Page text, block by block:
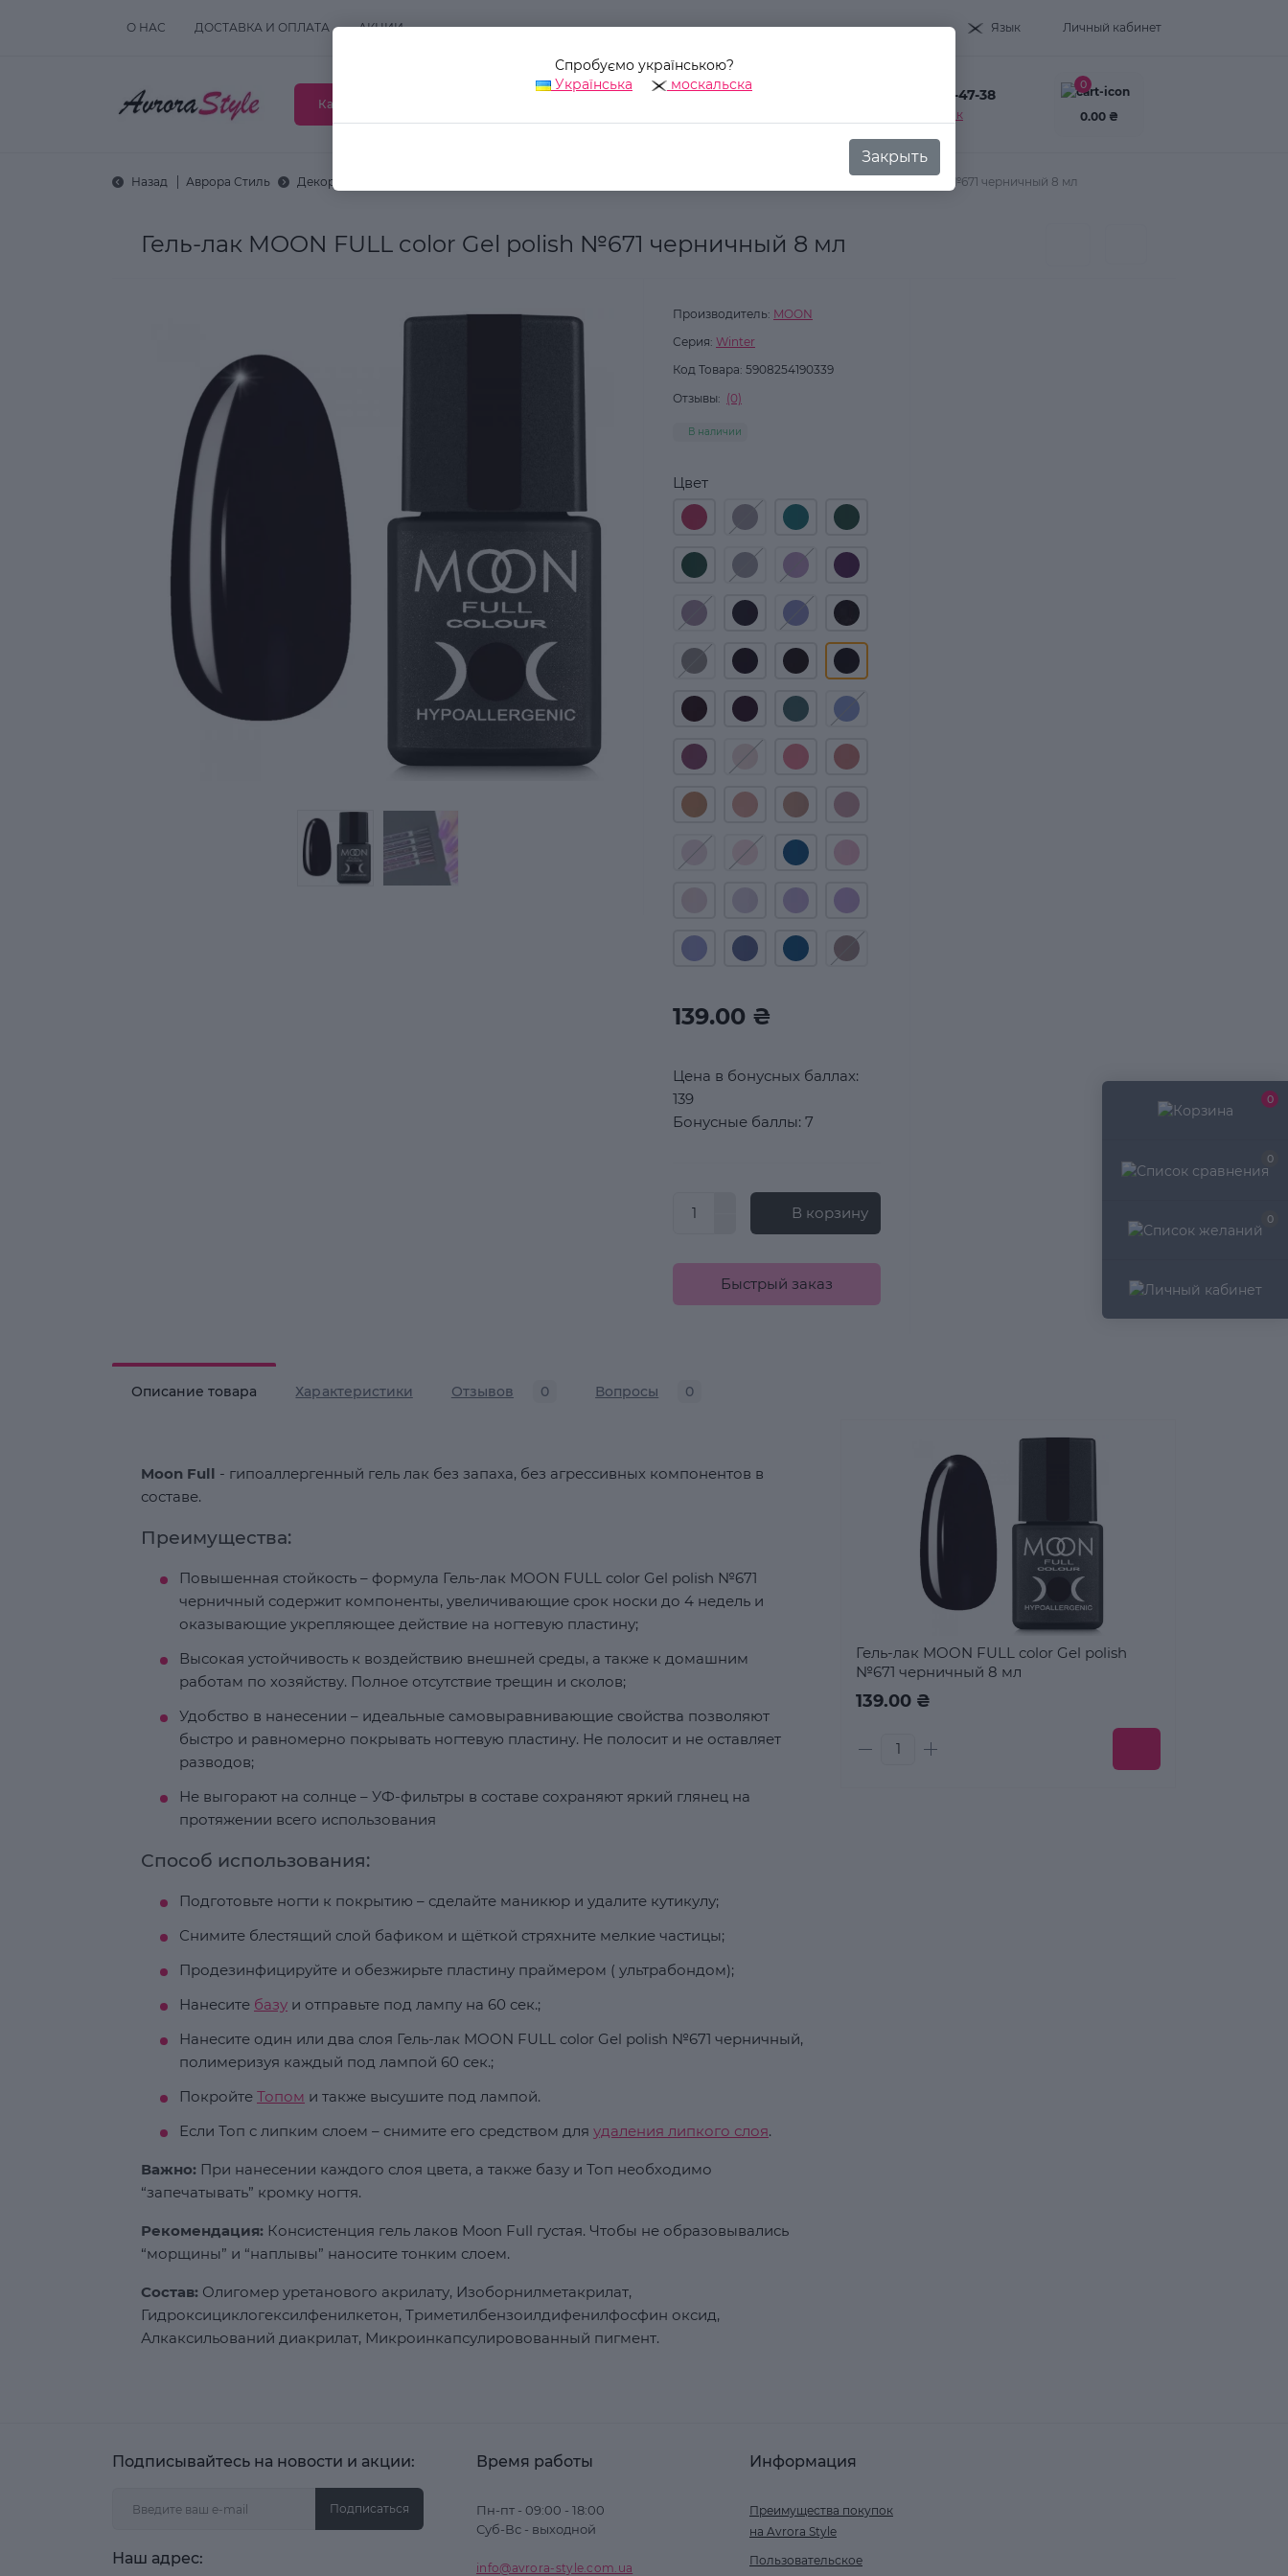
0
0
0
О НАС ДОСТАВКА И ОПЛАТА АКЦИИ Язык Личный кабинет
Каталог товаров
+38(093) 995-47-38
Заказать звонок
0
0.00 ₴
Назад Аврора Стиль Декоративная косметика Гель-лак MOON FULL color Gel polish №671 черничный 8 мл
Спробуємо українською?
Українська
москальска
Закрыть
Гель-лак MOON FULL color Gel polish №671 черничный 8 мл
Производитель: MOON
Серия: Winter
Код Товара: 5908254190339
Отзывы: (0)
В наличии
Цвет
139.00 ₴
Цена в бонусных баллах:
139
Бонусные баллы: 7
В корзину
Быстрый заказ
Описание товара Характеристики Отзывов 0 Вопросы 0
Moon Full - гипоаллергенный гель лак без запаха, без агрессивных компонентов в
составе.
Преимущества:
Повышенная стойкость – формула Гель-лак MOON FULL color Gel polish №671
черничный содержит компоненты, увеличивающие срок носки до 4 недель и
оказывающие укрепляющее действие на ногтевую пластину;
Высокая устойчивость к воздействию внешней среды, а также к домашним
работам по хозяйству. Полное отсутствие трещин и сколов;
Удобство в нанесении – идеальные самовыравнивающие свойства позволяют
быстро и равномерно покрывать ногтевую пластину. Не полосит и не оставляет
разводов;
Не выгорают на солнце – УФ-фильтры в составе сохраняют яркий глянец на
протяжении всего использования
Способ использования:
Подготовьте ногти к покрытию – сделайте маникюр и удалите кутикулу;
Снимите блестящий слой бафиком и щёткой стряхните мелкие частицы;
Продезинфицируйте и обезжирьте пластину праймером ( ультрабондом);
Нанесите базу и отправьте под лампу на 60 сек.;
Нанесите один или два слоя Гель-лак MOON FULL color Gel polish №671 черничный,
полимеризуя каждый под лампой 60 сек.;
Покройте Топом и также высушите под лампой.
Если Топ с липким слоем – снимите его средством для удаления липкого слоя.
Важно: При нанесении каждого слоя цвета, а также базу и Топ необходимо
“запечатывать” кромку ногтя.
Рекомендация: Консистенция гель лаков Moon Full густая. Чтобы не образовывались
“морщины” и “наплывы” наносите тонким слоем.
Состав: Олигомер уретанового акрилату, Изоборнилметакрилат,
Гидроксициклогексилфенилкетон, Триметилбензоилдифенилфосфин оксид,
Алкаксильований диакрилат, Микроинкапсулировованный пигмент.
Гель-лак MOON FULL color Gel polish
№671 черничный 8 мл
139.00 ₴
Подписывайтесь на новости и акции:
Подписаться
Наш адрес:
Время работы
Пн-пт - 09:00 - 18:00
Суб-Вс - выходной
info@avrora-style.com.ua
Информация
Преимущества покупок
на Avrora Style
Пользовательское